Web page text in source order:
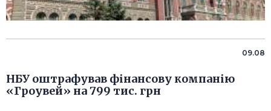
09.08
НБУ оштрафував фінансову компанію
«Гроувей» на 799 тис. грн